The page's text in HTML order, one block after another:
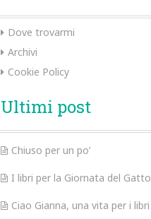
Dove trovarmi
Archivi
Cookie Policy
Ultimi post
Chiuso per un po’
I libri per la Giornata del Gatto
Ciao Gianna, una vita per i libri